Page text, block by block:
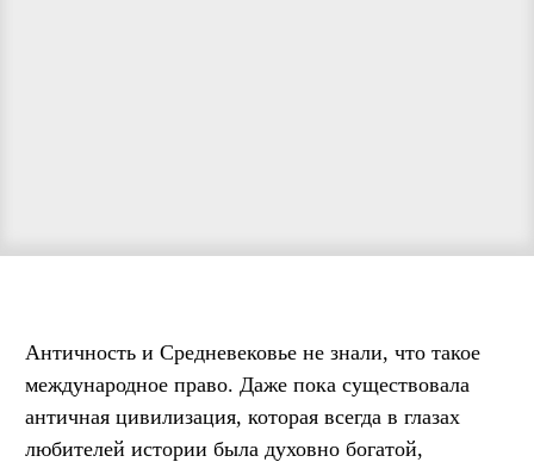
Античность и Средневековье не знали, что такое
международное право. Даже пока существовала
античная цивилизация, которая всегда в глазах
любителей истории была духовно богатой,